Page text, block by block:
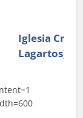
Iglesia
Lagartos)